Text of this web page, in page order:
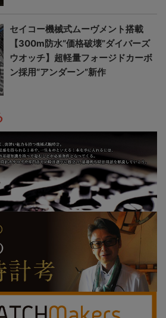
セイコー機械式ムーヴメント搭載
【300m防水“価格破壊”ダイバーズ
ウオッチ】超軽量フォージドカーボ
ン採用“アンダーン”新作